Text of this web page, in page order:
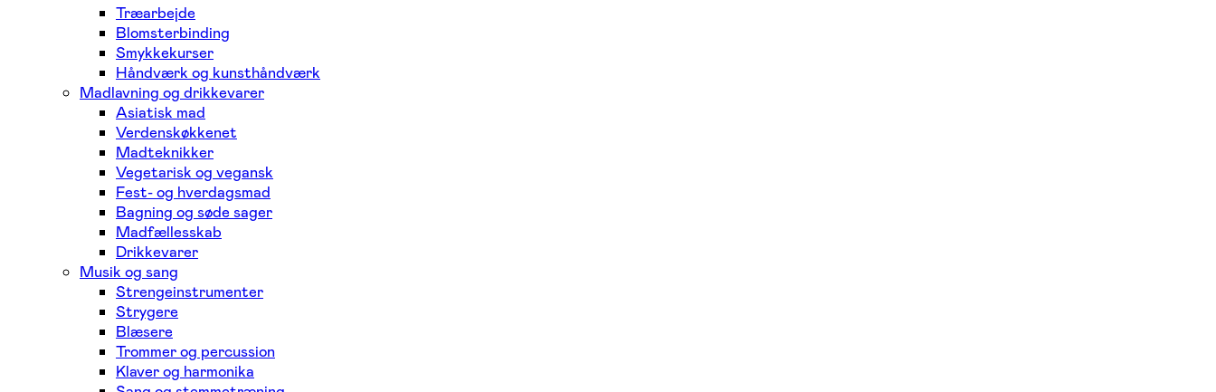
Træarbejde
Blomsterbinding
Smykkekurser
Håndværk og kunsthåndværk
Madlavning og drikkevarer
Asiatisk mad
Verdenskøkkenet
Madteknikker
Vegetarisk og vegansk
Fest- og hverdagsmad
Bagning og søde sager
Madfællesskab
Drikkevarer
Musik og sang
Strengeinstrumenter
Strygere
Blæsere
Trommer og percussion
Klaver og harmonika